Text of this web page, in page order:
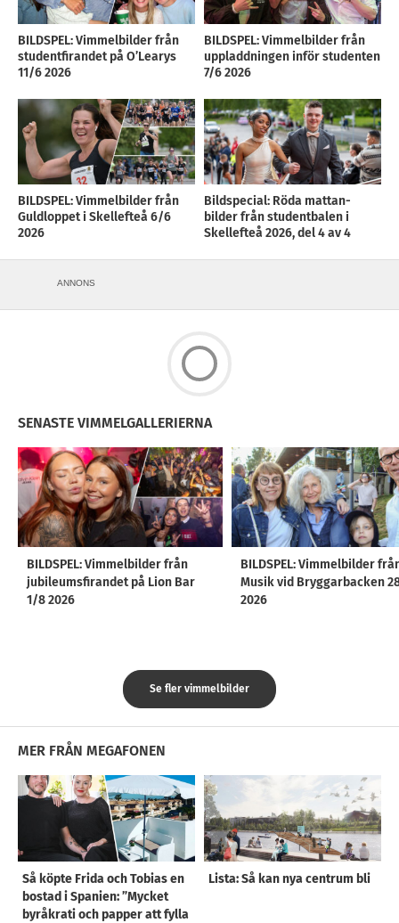
BILDSPEL: Vimmelbilder från
studentfirandet på O’Learys
11/6 2026
BILDSPEL: Vimmelbilder från
uppladdningen inför studenten
7/6 2026
BILDSPEL: Vimmelbilder från
Guldloppet i Skellefteå 6/6
2026
Bildspecial: Röda mattan-
bilder från studentbalen i
Skellefteå 2026, del 4 av 4
ANNONS
SENASTE VIMMELGALLERIERNA
BILDSPEL: Vimmelbilder från
jubileumsfirandet på Lion Bar
1/8 2026
BILDSPEL: Vimmelbilder
Musik vid Bryggarbacken
2026
Se fler vimmelbilder
MER FRÅN MEGAFONEN
Så köpte Frida och Tobias en
bostad i Spanien: ”Mycket
byråkrati och papper att fylla
Lista: Så kan nya centrum bli